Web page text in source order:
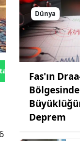
Gönder
Dünya
Fas'ın
Deprem